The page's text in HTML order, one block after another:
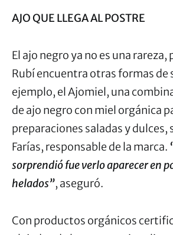
AJO QUE LLEGA AL POSTRE
El ajo negro ya no es una rareza,
Rubí encuentra otras formas de
ejemplo, el Ajomiel, una
de ajo negro con miel orgánica
preparaciones saladas y dulces,
Farías, responsable de la marca.
sorprendió fue verlo aparecer en
helados”, aseguró.
Con productos orgánicos